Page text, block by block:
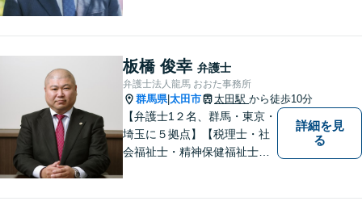
以上の弁護士が所属／チーム
で連携し、問題解決に向けて
取り組みます。おひとりで悩
まずに、お気軽にお問い合わ
せください。
板橋 俊幸 弁護士
弁護士法人龍馬 おおた事務所
群馬県|太田市 太田駅 から徒歩10分
【弁護士1２名、群馬・東京・
埼玉に５拠点】【税理士・社
会福祉士・精神保健福祉士が
詳細を見
る